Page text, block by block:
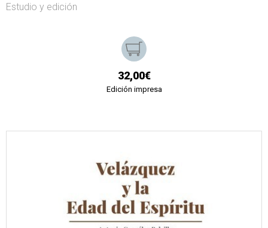
Estudio y edición
32,00€
Edición impresa